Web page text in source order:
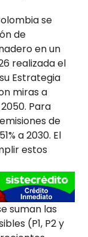
se
de
en un
realizada el
Estrategia
miras a
Para
de
a 2030. El
estos
suman las
(P1, P2 y